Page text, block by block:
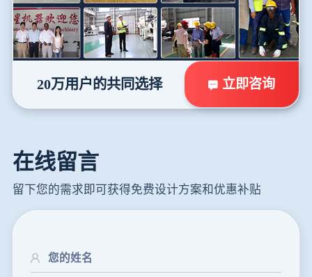
20万用户的共同选择 立即咨询
在线留言
留下您的需求即可获得免费设计方案和优惠补贴